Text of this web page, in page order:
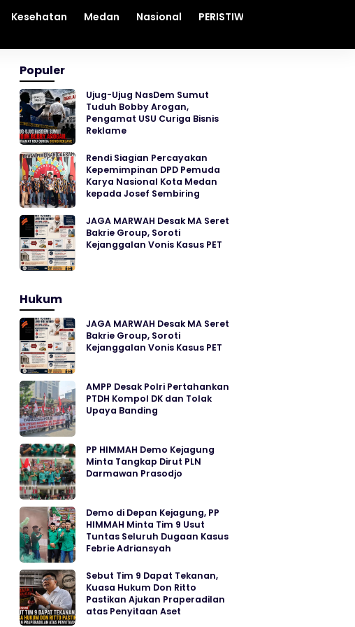
Kesehatan Medan Nasional PERISTIWA
Populer
Ujug-Ujug NasDem Sumut
Tuduh Bobby Arogan,
Pengamat USU Curiga Bisnis
Reklame
Rendi Siagian Percayakan
Kepemimpinan DPD Pemuda
Karya Nasional Kota Medan
kepada Josef Sembiring
JAGA MARWAH Desak MA Seret
Bakrie Group, Soroti
Kejanggalan Vonis Kasus PET
Hukum
JAGA MARWAH Desak MA Seret
Bakrie Group, Soroti
Kejanggalan Vonis Kasus PET
AMPP Desak Polri Pertahankan
PTDH Kompol DK dan Tolak
Upaya Banding
PP HIMMAH Demo Kejagung
Minta Tangkap Dirut PLN
Darmawan Prasodjo
Demo di Depan Kejagung, PP
HIMMAH Minta Tim 9 Usut
Tuntas Seluruh Dugaan Kasus
Febrie Adriansyah
Sebut Tim 9 Dapat Tekanan,
Kuasa Hukum Don Ritto
Pastikan Ajukan Praperadilan
atas Penyitaan Aset